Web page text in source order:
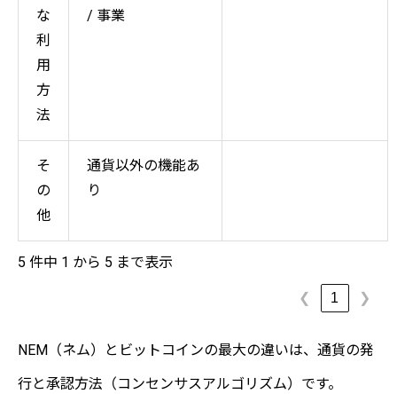
な
利
用
方
法
/ 事業
そ
の
他
通貨以外の機能あ
り
5 件中 1 から 5 まで表示
❮ 1 ❯
NEM（ネム）とビットコインの最大の違いは、通貨の発
行と承認方法（コンセンサスアルゴリズム）です。